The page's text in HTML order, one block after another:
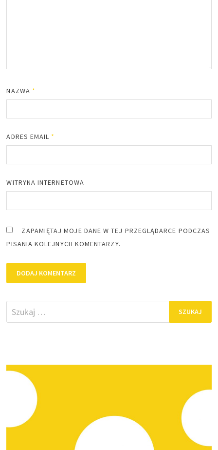
NAZWA *
ADRES EMAIL *
WITRYNA INTERNETOWA
ZAPAMIĘTAJ MOJE DANE W TEJ PRZEGLĄDARCE PODCZAS
PISANIA KOLEJNYCH KOMENTARZY.
Szukaj: